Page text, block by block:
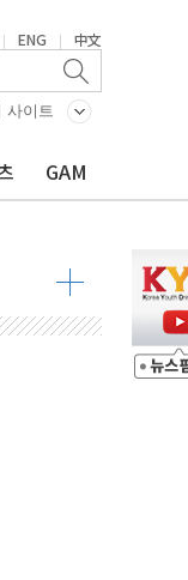
| ENG | 中文
사이트
GAM